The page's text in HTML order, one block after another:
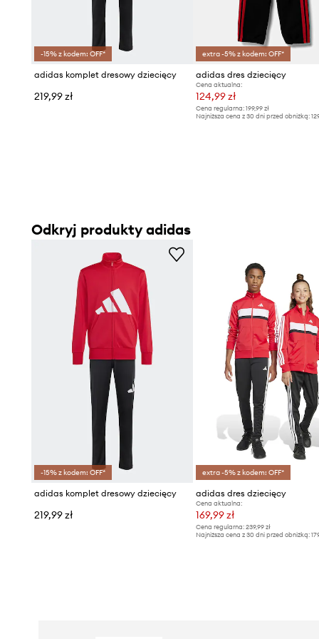
-15% z kodem: OFF*
adidas komplet dresowy dziecięcy
219,99 zł
extra -5% z kodem: OFF*
adidas dres dziecięcy
Cena aktualna:
124,99 zł
Cena regularna:199,99 zł
Najniższa cena z 30 dni przed obniżką:
Odkryj produkty adidas
-15% z kodem: OFF*
adidas komplet dresowy dziecięcy
219,99 zł
extra -5% z kodem: OFF*
adidas dres dziecięcy
Cena aktualna:
169,99 zł
Cena regularna:239,99 zł
Najniższa cena z 30 dni przed obniżką: